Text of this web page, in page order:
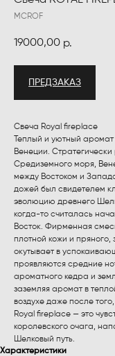
MCROF
19000,00 р.
ПРЕДЗАКАЗ
Свеча Royal fireplace
Теплый и уютный
Венеции.
Средиземного моря,
между Востоком и
дожей был свидетелем
эволюцию древнего
когда-то считалась
Восток. Фирменная
плотной кожи и пряного,
окутывает в
проявляются средние
ароматного кедра и
заземляя аромат в
воздухе даже после
Royal fireplace — это
королевского очага,
Шелковый путь.
Характеристики